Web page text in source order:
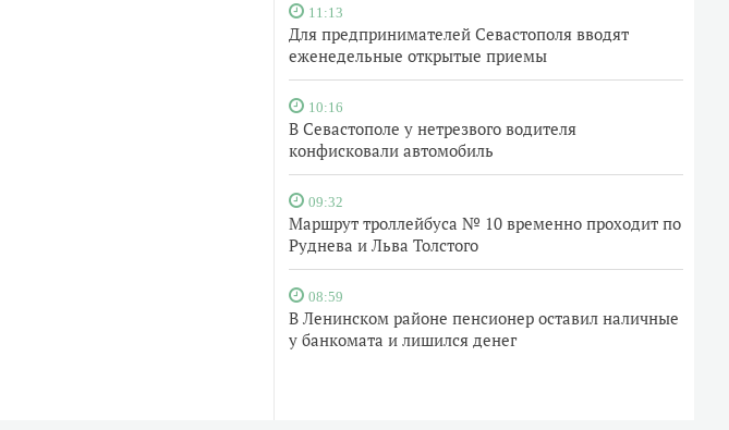
11:13
Для предпринимателей Севастополя вводят
еженедельные открытые приемы
10:16
В Севастополе у нетрезвого водителя
конфисковали автомобиль
09:32
Маршрут троллейбуса № 10 временно проходит по
Руднева и Льва Толстого
08:59
В Ленинском районе пенсионер оставил наличные
у банкомата и лишился денег